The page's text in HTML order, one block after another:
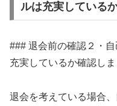
ルは充実している
### 退会前の確認２・
充実しているか確認しま
退会を考えている場合